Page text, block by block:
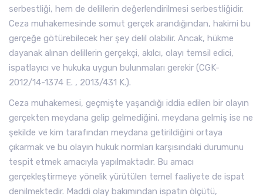
serbestliği, hem de delillerin değerlendirilmesi serbestliğidir.
Ceza muhakemesinde somut gerçek arandığından, hakimi bu
gerçeğe götürebilecek her şey delil olabilir. Ancak, hükme
dayanak alınan delillerin gerçekçi, akılcı, olayı temsil edici,
ispatlayıcı ve hukuka uygun bulunmaları gerekir (CGK-
2012/14-1374 E. , 2013/431 K.).
Ceza muhakemesi, geçmişte yaşandığı iddia edilen bir olayın
gerçekten meydana gelip gelmediğini, meydana gelmiş ise ne
şekilde ve kim tarafından meydana getirildiğini ortaya
çıkarmak ve bu olayın hukuk normları karşısındaki durumunu
tespit etmek amacıyla yapılmaktadır. Bu amacı
gerçekleştirmeye yönelik yürütülen temel faaliyete de ispat
denilmektedir. Maddi olay bakımından ispatın ölçütü,